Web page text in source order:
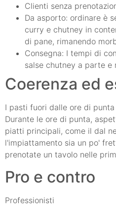
Clienti senza
Da asporto: ordinare è
curry e chutney in
di pane, rimanendo
Consegna: I tempi di
salse chutney a parte e
Coerenza ed
I pasti fuori dalle ore di
Durante le ore di punta,
piatti principali, come il dal
l'impiattamento sia un po'
prenotate un tavolo nelle
Pro e contro
Professionisti